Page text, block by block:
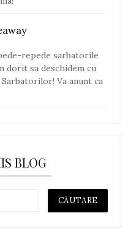
repede sarbatorile
dorit sa deschidem cu
Va anunt ca
BLOG